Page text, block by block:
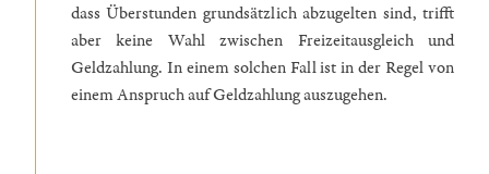
dass Überstunden grundsätzlich abzugelten sind, trifft
aber keine Wahl zwischen Freizeitausgleich und
Geldzahlung. In einem solchen Fall ist in der Regel von
einem Anspruch auf Geldzahlung auszugehen.